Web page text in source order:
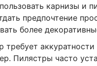
карнизы и
предпочтение
более
требует
Пилястры часто